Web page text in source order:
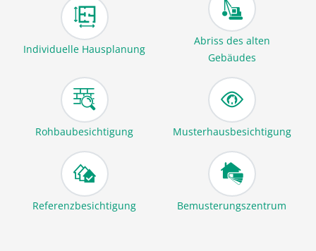
Individuelle Hausplanung
Abriss des alten
Gebäudes
Rohbaubesichtigung Musterhausbesichtigung
Referenzbesichtigung Bemusterungszentrum